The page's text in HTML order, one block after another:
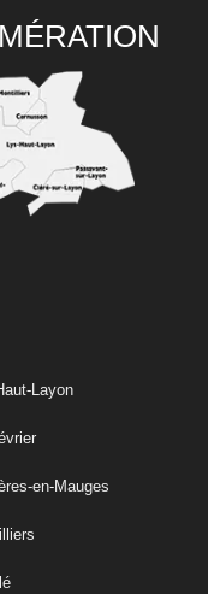
Layon
en-Mauges